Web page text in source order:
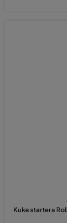
Kuke startera